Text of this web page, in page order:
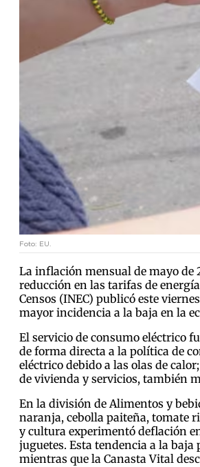
Foto: EU.
La inflación mensual de mayo de
reducción en las tarifas de
Censos (INEC) publicó este
mayor incidencia a la baja en la
El servicio de consumo eléctrico
de forma directa a la política de
eléctrico debido a las olas de
de vivienda y servicios, también
En la división de Alimentos y
naranja, cebolla paiteña, tomate
y cultura experimentó deflación
juguetes. Esta tendencia a la baja
mientras que la Canasta Vital